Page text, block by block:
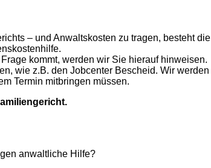
– und Anwaltskosten zu tragen, besteht die
kommt, werden wir Sie hierauf hinweisen.
wie z.B. den Jobcenter Bescheid. Wir werden
Termin mitbringen müssen.
anwaltliche Hilfe?